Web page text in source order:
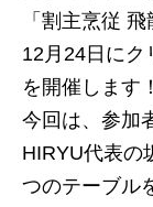
「割主烹従
12月24日にク
を開催します！
今回は、参加
HIRYU代表の
つのテーブル